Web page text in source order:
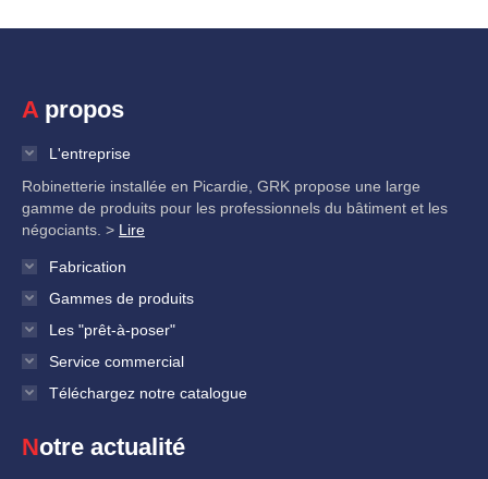
A propos
L'entreprise
Robinetterie installée en Picardie, GRK propose une large
gamme de produits pour les professionnels du bâtiment et les
négociants. > Lire
Fabrication
Gammes de produits
Les "prêt-à-poser"
Service commercial
Téléchargez notre catalogue
Notre actualité